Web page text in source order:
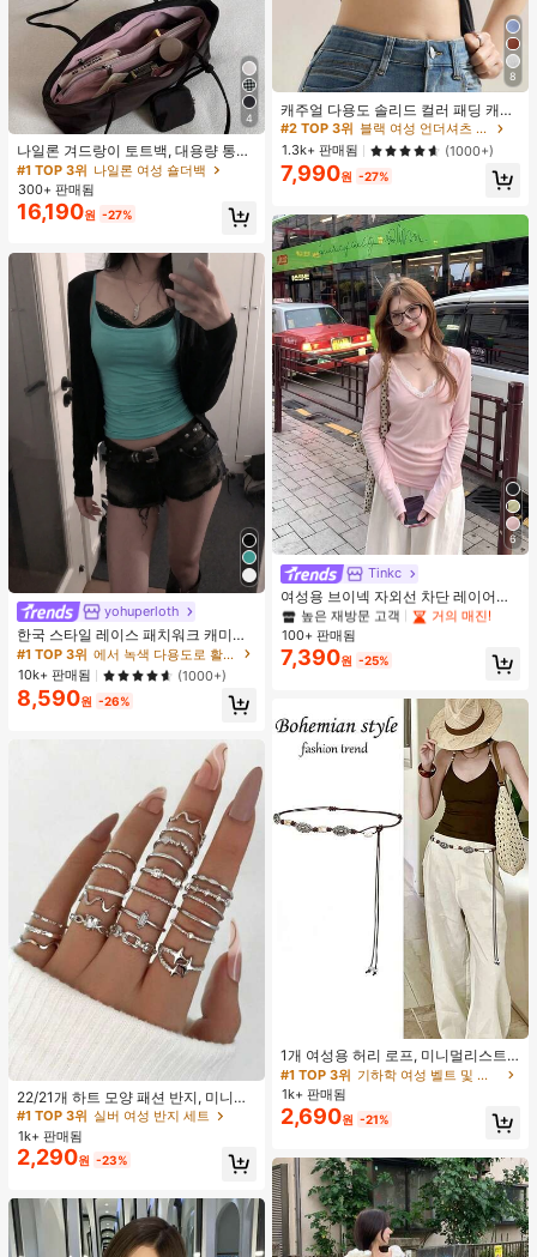
4
나일론 겨드랑이 토트백, 대용량 통근
숄더백, 작은 메이크업 백 포함, 펜던
트 미포함, 가벼운 일상 핸드백 (펜던
트 미포함)
#1 TOP 3위 나일론 여성 숄더백
300+ 판매됨
16,190원 -27%
yohuperloth
한국 스타일 레이스 패치워크 캐미솔
탱크 탑, Y2K 에스테틱, 스트리트웨어
캐주얼 여름
#1 TOP 3위
에서 녹색 다용도로 활용 가능한 데일리 탑
10k+ 판매됨
(1000+)
8,590원 -26%
22/21개 하트 모양 패션 반지, 미니멀
리스트 크리스탈 임베디드 보헤미안
기하학 반지 세트, 발렌타인데이, 어머
니날 선물
#1 TOP 3위 실버 여성 반지 세트
거의 매진!
#1 TOP 3위 실버 여성 반지 세트
거의 매진!
#1 TOP 3위 실버 여성 반지 세트
거의 매진!
#1 TOP 3위
거의 매진!
1k+ 판매됨
2,290원 -23%
8
캐주얼 다용도 솔리드 컬러 패딩 캐미
솔
#2 TOP 3위
블랙 여성 언더셔츠 상의
1.3k+ 판매됨
(1000+)
7,990원 -27%
6
Tinkc
여성용 브이넥 자외선 차단 레이어링
다용도 긴팔 티셔츠 탑, 봄/여름 핑크
#2 TOP 3위 에서 새로운 여성 상의
높은 재방문 고객
#2 TOP 3위 에서 새로운 여성 상의
높은 재방문 고객
거의 매진!
#2 TOP 3위 에서 새로운 여성 상의
높은 재방문 고객
거의 매진!
#2 TOP 3위
높은 재방문 고객
100+ 판매됨
7,390원 -25%
1개 여성용 허리 로프, 미니멀리스트
보헤미안 패션 매듭 허리 벨트, 드레
스, 캐주얼 팬츠와 함께 일상 착용에
적합한 장식용 허리 액세서리
#1 TOP 3위
기하학 여성 벨트 및 벨트 액세서리
거의 매진!
#1 TOP 3위
기하학 여성 벨트 및 벨트 액세서리
거의 매진!
#1 TOP 3위
거의 매진!
1k+ 판매됨
2,690원 -21%